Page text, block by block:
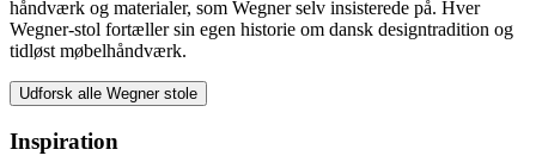
håndværk og materialer, som Wegner selv insisterede på. Hver
Wegner-stol fortæller sin egen historie om dansk designtradition og
tidløst møbelhåndværk.
Udforsk alle Wegner stole
Inspiration